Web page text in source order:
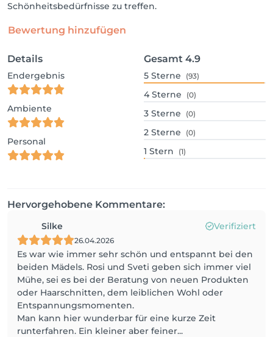
Schönheitsbedürfnisse zu treffen.
Bewertung hinzufügen
Details
Endergebnis
Ambiente
Personal
Gesamt 4.9
5 Sterne (93)
4 Sterne (0)
3 Sterne (0)
2 Sterne (0)
1 Stern (1)
Hervorgehobene Kommentare:
Silke Verifiziert
26.04.2026
Es war wie immer sehr schön und entspannt bei den
beiden Mädels. Rosi und Sveti geben sich immer viel
Mühe, sei es bei der Beratung von neuen Produkten
oder Haarschnitten, dem leiblichen Wohl oder
Entspannungsmomenten.
Man kann hier wunderbar für eine kurze Zeit
runterfahren. Ein kleiner aber feiner...